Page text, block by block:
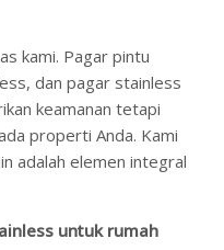
kami. Pagar pintu
dan pagar stainless
keamanan tetapi
properti Anda. Kami
adalah elemen integral
untuk rumah